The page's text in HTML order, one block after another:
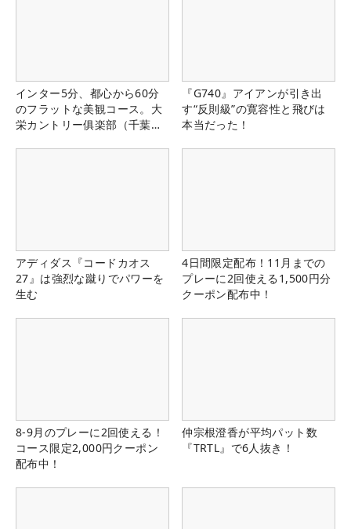
インター5分、都心から60分
のフラットな美観コース。大
栄カントリー俱楽部（千葉
『G740』アイアンが引き出
す“反則級”の寛容性と飛びは
本当だった！
アディダス『コードカオス
27』は強烈な蹴りでパワーを
生む
4日間限定配布！11月までの
プレーに2回使える1,500円分
クーポン配布中！
8-9月のプレーに2回使える！
コース限定2,000円クーポン
配布中！
仲宗根澄香が平均パット数
『TRTL』で6人抜き！